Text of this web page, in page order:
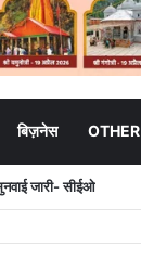
बिज़नेस OTHER
जारी- सीईओ